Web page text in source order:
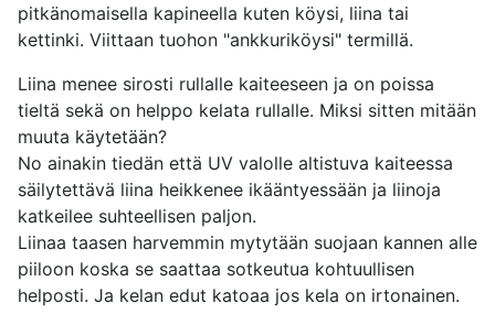
pitkänomaisella kapineella kuten köysi, liina tai
kettinki. Viittaan tuohon "ankkuriköysi" termillä.
Liina menee sirosti rullalle kaiteeseen ja on poissa
tieltä sekä on helppo kelata rullalle. Miksi sitten mitään
muuta käytetään?
No ainakin tiedän että UV valolle altistuva kaiteessa
säilytettävä liina heikkenee ikääntyessään ja liinoja
katkeilee suhteellisen paljon.
Liinaa taasen harvemmin mytytään suojaan kannen alle
piiloon koska se saattaa sotkeutua kohtuullisen
helposti. Ja kelan edut katoaa jos kela on irtonainen.